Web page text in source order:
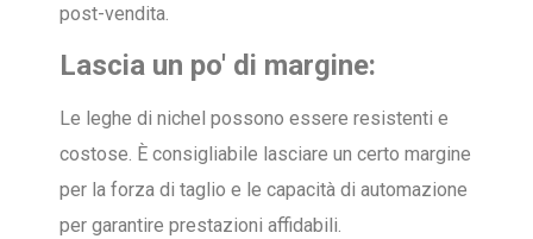
post-vendita.
Lascia un po' di margine:
Le leghe di nichel possono essere resistenti e
costose. È consigliabile lasciare un certo margine
per la forza di taglio e le capacità di automazione
per garantire prestazioni affidabili.